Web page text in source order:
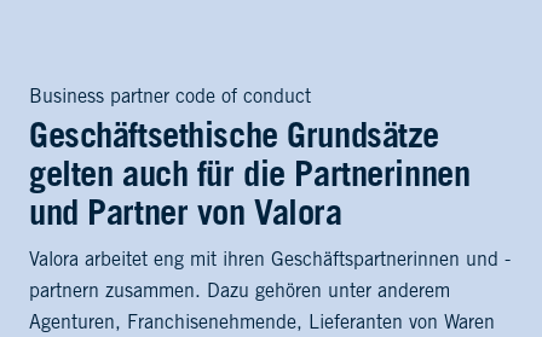
Business partner code of conduct
Geschäftsethische Grundsätze
gelten auch für die Partnerinnen
und Partner von Valora
Valora arbeitet eng mit ihren Geschäftspartnerinnen und -
partnern zusammen. Dazu gehören unter anderem
Agenturen, Franchisenehmende, Lieferanten von Waren